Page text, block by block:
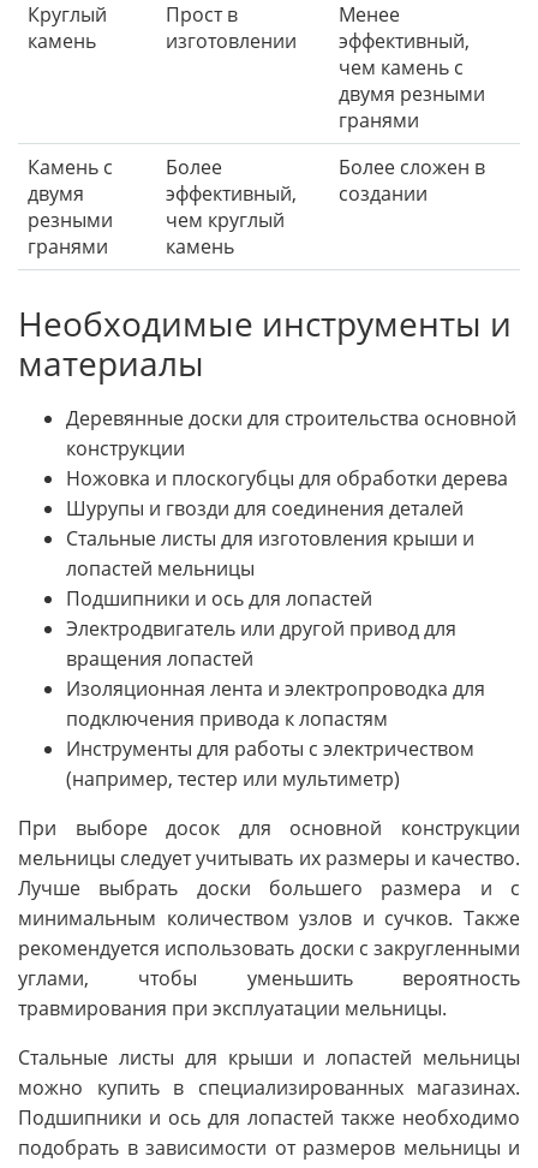
Круглый
камень
Прост в
изготовлении
Менее
эффективный,
чем камень с
двумя резными
гранями
Камень с
двумя
резными
гранями
Более
эффективный,
чем круглый
камень
Более сложен в
создании
Необходимые инструменты и
материалы
Деревянные доски для строительства основной
конструкции
Ножовка и плоскогубцы для обработки дерева
Шурупы и гвозди для соединения деталей
Стальные листы для изготовления крыши и
лопастей мельницы
Подшипники и ось для лопастей
Электродвигатель или другой привод для
вращения лопастей
Изоляционная лента и электропроводка для
подключения привода к лопастям
Инструменты для работы с электричеством
(например, тестер или мультиметр)
При выборе досок для основной конструкции
мельницы следует учитывать их размеры и качество.
Лучше выбрать доски большего размера и с
минимальным количеством узлов и сучков. Также
рекомендуется использовать доски с закругленными
углами, чтобы уменьшить вероятность
травмирования при эксплуатации мельницы.
Стальные листы для крыши и лопастей мельницы
можно купить в специализированных магазинах.
Подшипники и ось для лопастей также необходимо
подобрать в зависимости от размеров мельницы и